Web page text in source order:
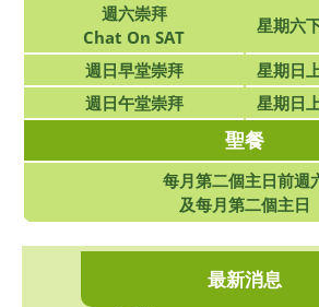
週六崇拜
Chat On SAT
星期六
週日早堂崇拜
星期日
週日午堂崇拜
星期日
聖餐
每月第二個主日前週
及每月第二個主日
最新消息